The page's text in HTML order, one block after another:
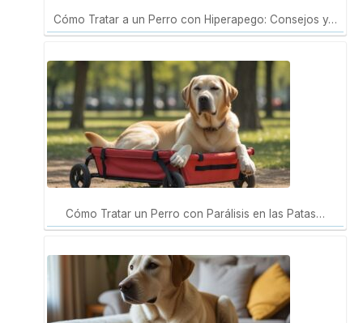
Cómo Tratar a un Perro con Hiperapego: Consejos y…
Cómo Tratar un Perro con Parálisis en las Patas…